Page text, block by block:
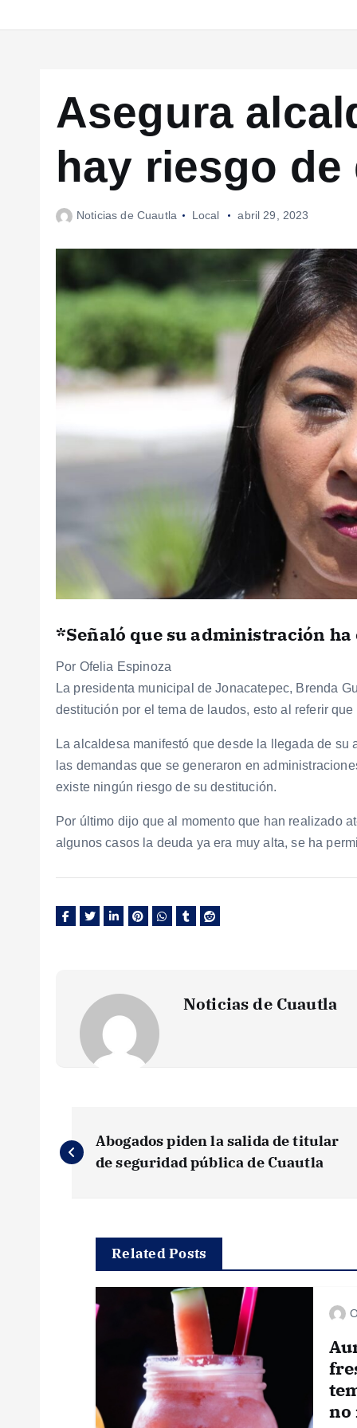
Asegura
hay riesgo
Noticias de Cuautla Local abril 29, 2023
*Señaló que su administración ha
Por Ofelia Espinoza
La presidenta municipal de Jonacatepec, Brenda
destitución por el tema de laudos, esto al referir
La alcaldesa manifestó que desde la llegada de
las demandas que se generaron en
existe ningún riesgo de su destitución.
Por último dijo que al momento que han realizado
algunos casos la deuda ya era muy alta, se ha
Noticias de Cuautla
a
Abogados piden la salida de titular
de seguridad pública de Cuautla
Related Posts
no